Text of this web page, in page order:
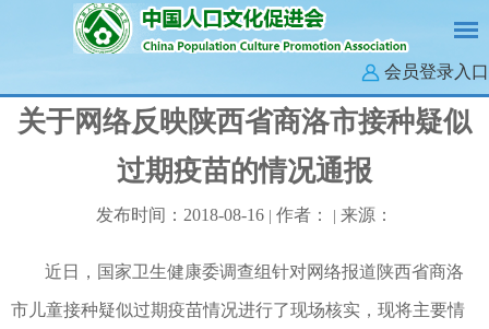
会员登录入口
关于网络反映陕西省商洛市接种疑似
过期疫苗的情况通报
发布时间：2018-08-16 作者： 来源：
近日，国家卫生健康委调查组针对网络报道陕西省商洛
市儿童接种疑似过期疫苗情况进行了现场核实，现将主要情